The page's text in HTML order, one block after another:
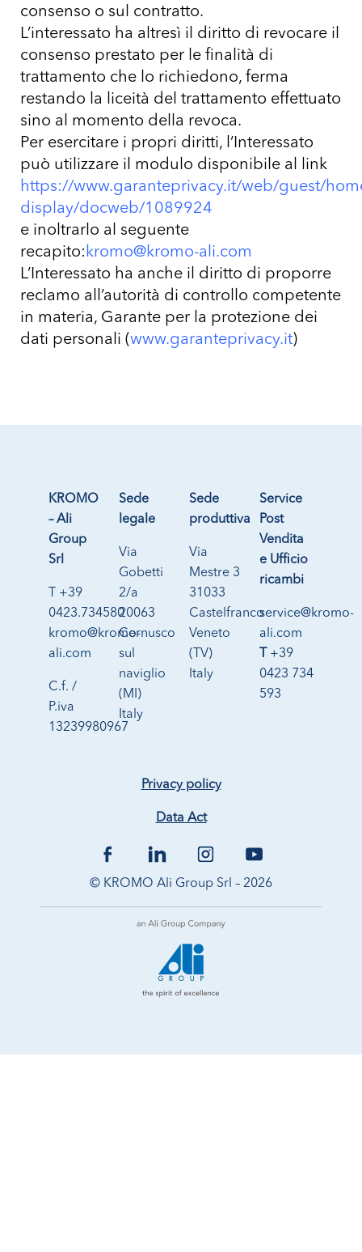
consenso o sul contratto.
L’interessato ha altresì il diritto di revocare il
consenso prestato per le finalità di
trattamento che lo richiedono, ferma
restando la liceità del trattamento effettuato
sino al momento della revoca.
Per esercitare i propri diritti, l’Interessato
può utilizzare il modulo disponibile al link
https://www.garanteprivacy.it/web/guest/
display/docweb/1089924
e inoltrarlo al seguente
recapito:kromo@kromo-ali.com
L’Interessato ha anche il diritto di proporre
reclamo all’autorità di controllo competente
in materia, Garante per la protezione dei
dati personali (www.garanteprivacy.it)
KROMO
– Ali
Group
Srl
T +39
0423.734580
kromo@kromo-
ali.com
C.f. /
P.iva
13239980967
Sede
legale
Via
Gobetti
2/a
20063
Cernusco
sul
naviglio
(MI)
Italy
Sede
produttiva
Via
Mestre 3
31033
Castelfranco
Veneto
(TV)
Italy
Service
Post
Vendita
e Ufficio
ricambi
service@kromo-
ali.com
T +39
0423 734
593
Privacy policy
Data Act
© KROMO Ali Group Srl – 2026